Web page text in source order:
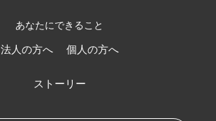
あなたにできること
法人の方へ 個人の方へ
ストーリー